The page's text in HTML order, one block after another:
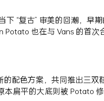
“复古” 审美的回潮，早
也在与 Vans 的首次
的配色方案，共同推出三双
扁平的大底则被 Potato